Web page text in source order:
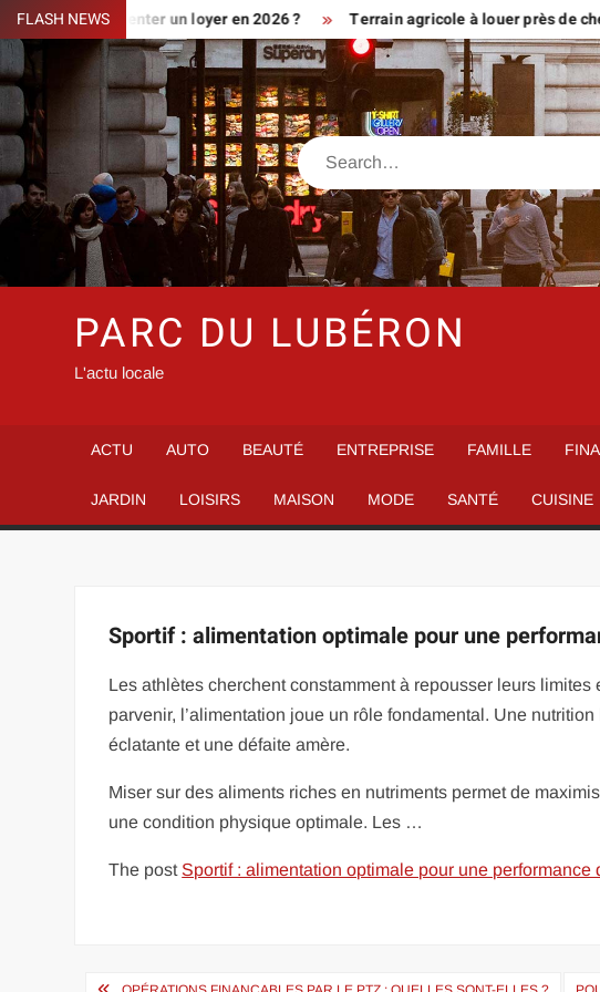
Skip
to
content
FLASH NEWS
augmenter un loyer en 2026 ? Terrain agricole à louer près de chez soi
Search
PARC DU LUBÉRON
L'actu locale
ACTU AUTO BEAUTÉ ENTREPRISE FAMILLE
JARDIN LOISIRS MAISON MODE SANTÉ CUISINE
Sportif : alimentation optimale pour une
Les athlètes cherchent constamment à repousser leurs
parvenir, l’alimentation joue un rôle fondamental. Une
éclatante et une défaite amère.
Miser sur des aliments riches en nutriments permet de
une condition physique optimale. Les …
The post Sportif : alimentation optimale pour une performance